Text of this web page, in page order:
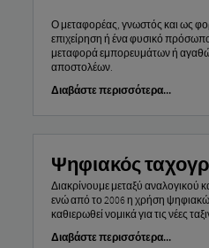
Ο μεταφορέας, γνωστός και ως
επιχείρηση ή ένα φυσικό
μεταφορά εμπορευμάτων ή
αποστολέων.
Διαβάστε περισσότερα...
Ψηφιακός
Διακρίνουμε μεταξύ αναλογικού
ενώ από το 2006 η χρήση
καθιερωθεί νομικά για τις νέες
Διαβάστε περισσότερα...